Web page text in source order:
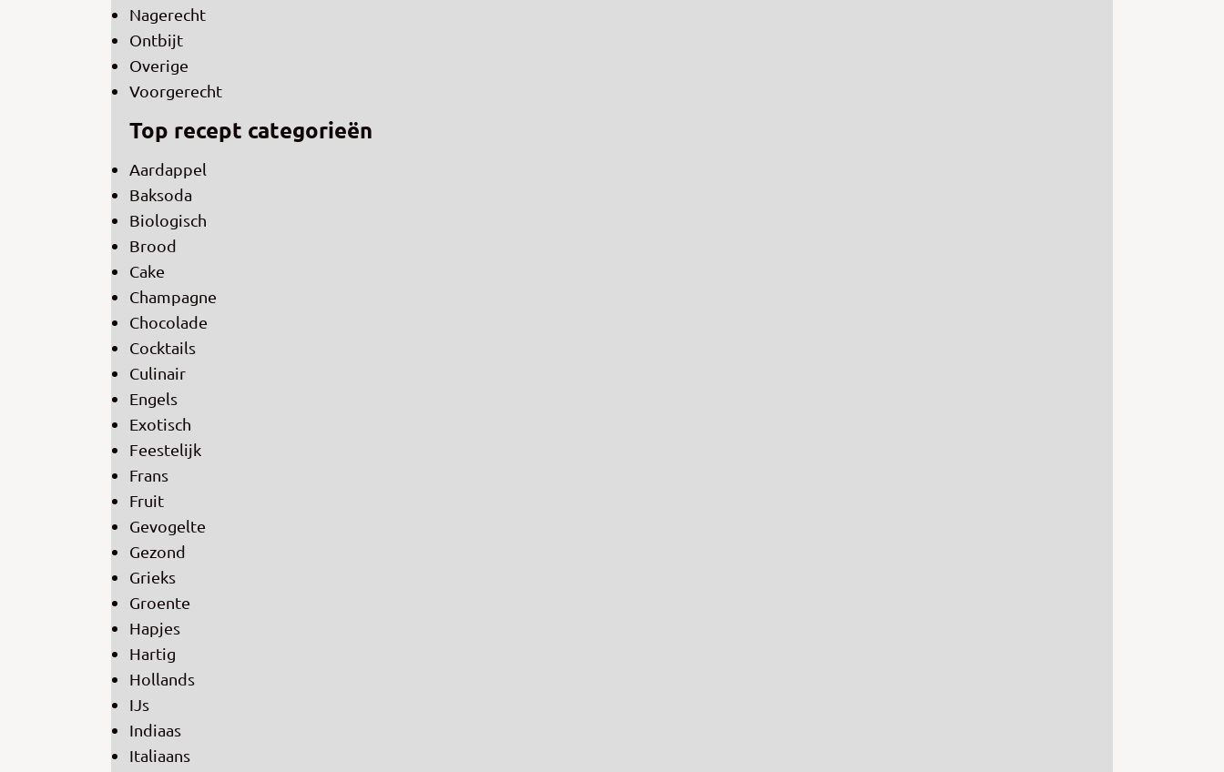
Nagerecht
Ontbijt
Overige
Voorgerecht
Top recept categorieën
Aardappel
Baksoda
Biologisch
Brood
Cake
Champagne
Chocolade
Cocktails
Culinair
Engels
Exotisch
Feestelijk
Frans
Fruit
Gevogelte
Gezond
Grieks
Groente
Hapjes
Hartig
Hollands
IJs
Indiaas
Italiaans